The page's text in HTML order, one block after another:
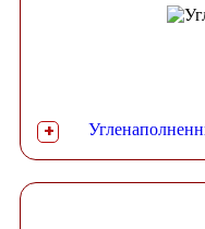
+